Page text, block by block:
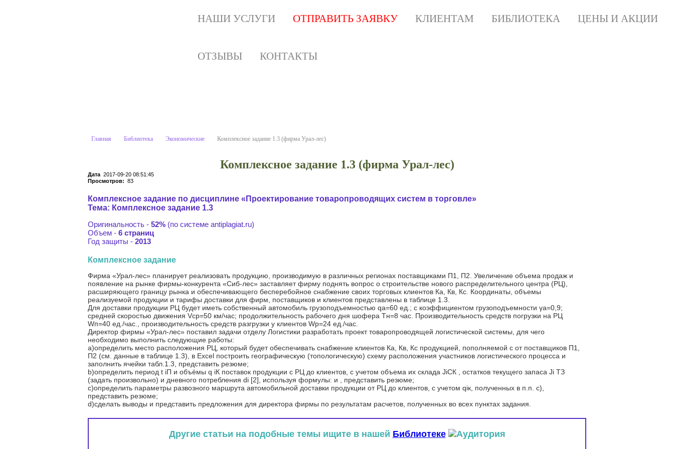
НАШИ УСЛУГИ ОТПРАВИТЬ ЗАЯВКУ КЛИЕНТАМ БИБЛИОТЕКА ЦЕНЫ И АКЦИИ
ОТЗЫВЫ КОНТАКТЫ
Главная Библиотека Экономические Комплексное задание 1.3 (фирма Урал-лес)
Комплексное задание 1.3 (фирма Урал-лес)
Дата 2017-09-20 08:51:45
Просмотров: 83
Комплексное задание по дисциплине «Проектирование товаропроводящих систем в торговле»
Тема: Комплексное задание 1.3
Оригинальность - 52% (по системе antiplagiat.ru)
Объем - 6 страниц
Год защиты - 2013
Комплексное задание
Фирма «Урал-лес» планирует реализовать продукцию, производимую в различных регионах поставщиками П1, П2. Увеличение объема продаж и
появление на рынке фирмы-конкурента «Сиб-лес» заставляет фирму поднять вопрос о строительстве нового распределительного центра (РЦ),
расширяющего границу рынка и обеспечивающего бесперебойное снабжение своих торговых клиентов Ка, Кв, Кс. Координаты, объемы
реализуемой продукции и тарифы доставки для фирм, поставщиков и клиентов представлены в таблице 1.3.
Для доставки продукции РЦ будет иметь собственный автомобиль грузоподъемностью qа=60 ед.; с коэффициентом грузоподъемности γа=0,9;
средней скоростью движения Vср=50 км/час; продолжительность рабочего дня шофера Тн=8 час. Производительность средств погрузки на РЦ
Wп=40 ед./час., производительность средств разгрузки у клиентов Wр=24 ед./час.
Директор фирмы «Урал-лес» поставил задачи отделу Логистики разработать проект товаропроводящей логистической системы, для чего
необходимо выполнить следующие работы:
a)определить место расположения РЦ, который будет обеспечивать снабжение клиентов Ка, Кв, Кс продукцией, пополняемой с от поставщиков П1,
П2 (см. данные в таблице 1.3), в Excel построить географическую (топологическую) схему расположения участников логистического процесса и
заполнить ячейки табл.1.3, представить резюме;
b)определить период t iП и объёмы q iК поставок продукции с РЦ до клиентов, с учетом объема их склада JiСК , остатков текущего запаса Ji ТЗ
(задать произвольно) и дневного потребления di [2], используя формулы: и , представить резюме;
c)определить параметры развозного маршрута автомобильной доставки продукции от РЦ до клиентов, с учетом qiк, полученных в п.п. с),
представить резюме;
d)сделать выводы и представить предложения для директора фирмы по результатам расчетов, полученных во всех пунктах задания.
Другие статьи на подобные темы ищите в нашей Библиотеке